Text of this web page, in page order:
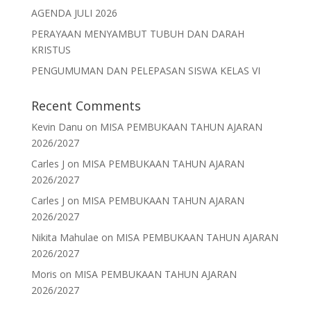
AGENDA JULI 2026
PERAYAAN MENYAMBUT TUBUH DAN DARAH
KRISTUS
PENGUMUMAN DAN PELEPASAN SISWA KELAS VI
Recent Comments
Kevin Danu on MISA PEMBUKAAN TAHUN AJARAN
2026/2027
Carles J on MISA PEMBUKAAN TAHUN AJARAN
2026/2027
Carles J on MISA PEMBUKAAN TAHUN AJARAN
2026/2027
Nikita Mahulae on MISA PEMBUKAAN TAHUN AJARAN
2026/2027
Moris on MISA PEMBUKAAN TAHUN AJARAN
2026/2027